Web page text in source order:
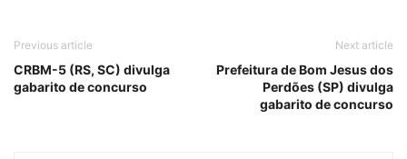
Previous article
CRBM-5 (RS, SC) divulga
gabarito de concurso
Next article
Prefeitura de Bom Jesus dos
Perdões (SP) divulga
gabarito de concurso